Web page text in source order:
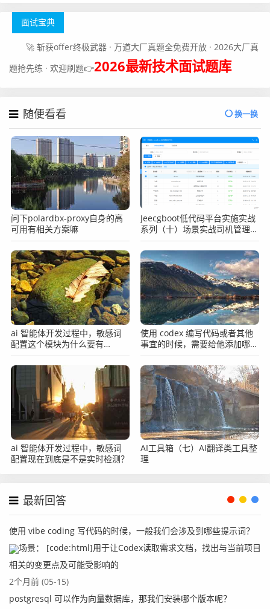
面试宝典
🚀 斩获offer终极武器 · 万道大厂真题全免费开放 · 2026大厂真
题抢先练 · 欢迎刷题👉2026最新技术面试题库
随便看看 换一换
问下polardbx-proxy自身的高
可用有相关方案嘛
Jeecgboot低代码平台实施实战
系列（十）场景实战司机管理之
表单字段权限控制
ai 智能体开发过程中，敏感词
配置这个模块为什么要有
enabled，为什么不直接删？
使用 codex 编写代码或者其他
事宜的时候，需要给他添加哪些
协作准则？
ai 智能体开发过程中，敏感词
配置现在到底是不是实时检测？
AI工具箱（七）AI翻译类工具整
理
最新回答
使用 vibe coding 写代码的时候，一般我们会涉及到哪些提示词？
场景： [code:html]用于让Codex读取需求文档，找出与当前项目
相关的变更点及可能受影响的
2个月前 (05-15)
postgresql 可以作为向量数据库，那我们安装哪个版本呢？